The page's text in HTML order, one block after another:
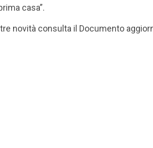
casa”.
novità consulta il Documento